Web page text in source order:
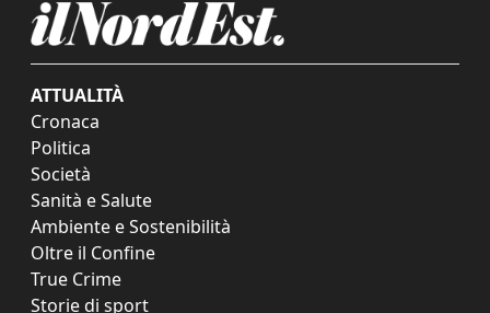
ATTUALITÀ
Cronaca
Politica
Società
Sanità e Salute
Ambiente e Sostenibilità
Oltre il Confine
True Crime
Storie di sport